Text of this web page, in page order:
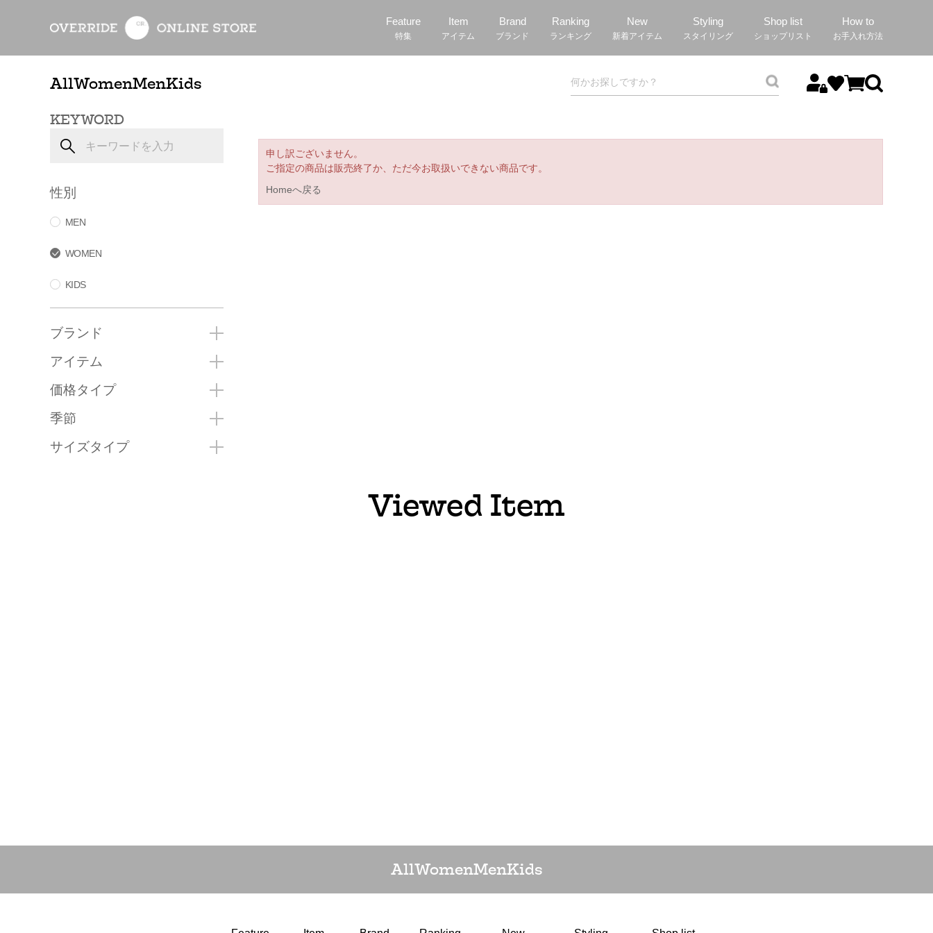
Feature
特集
Item
アイテム
Brand
ブランド
Ranking
ランキング
New
新着アイテム
Styling
スタイリング
Shop list
ショップリスト
How to
お手入れ方法
AllWomenMenKids
KEYWORD
性別
MEN
WOMEN
KIDS
ブランド
アイテム
価格タイプ
季節
サイズタイプ
申し訳ございません。
ご指定の商品は販売終了か、ただ今お取扱いできない商品です。
Homeへ戻る
Viewed Item
AllWomenMenKids